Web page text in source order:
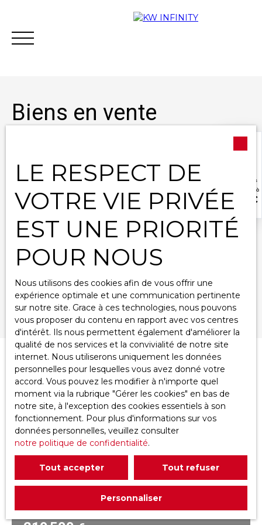
Acheter Vendre Estimer Vous financer
Biens en vente
Maison
Type de bien
Budget max (€)
Surface min (m²)
Rechercher
Pertinence Créer une alerte
LE RESPECT DE
VOTRE VIE PRIVÉE
EST UNE PRIORITÉ
POUR NOUS
Nous utilisons des cookies afin de vous offrir une
expérience optimale et une communication pertinente
sur notre site. Grace à ces technologies, nous pouvons
vous proposer du contenu en rapport avec vos centres
d'intérêt. Ils nous permettent également d'améliorer la
qualité de nos services et la convivialité de notre site
internet. Nous utiliserons uniquement les données
personnelles pour lesquelles vous avez donné votre
accord. Vous pouvez les modifier à n'importe quel
moment via la rubrique ″Gérer les cookies″ en bas de
notre site, à l'exception des cookies essentiels à son
fonctionnement. Pour plus d'informations sur vos
données personnelles, veuillez consulter
notre politique de confidentialité.
Tout accepter Tout refuser
Personnaliser